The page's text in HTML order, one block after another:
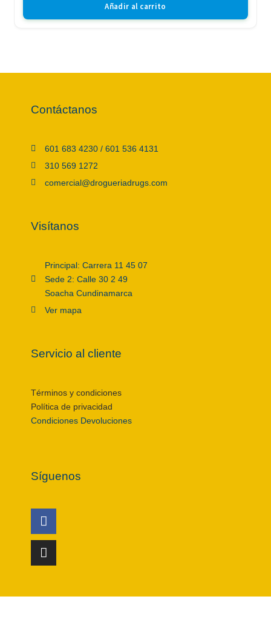
Añadir al carrito
Contáctanos
601 683 4230 / 601 536 4131
310 569 1272
comercial@drogueriadrugs.com
Visítanos
Principal: Carrera 11 45 07
Sede 2: Calle 30 2 49
Soacha Cundinamarca
Ver mapa
Servicio al cliente
Términos y condiciones
Política de privacidad
Condiciones Devoluciones
Síguenos